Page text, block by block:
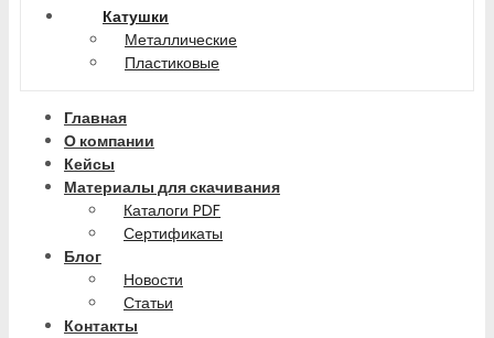
Катушки
Металлические
Пластиковые
Главная
О компании
Кейсы
Материалы для скачивания
Каталоги PDF
Сертификаты
Блог
Новости
Статьи
Контакты